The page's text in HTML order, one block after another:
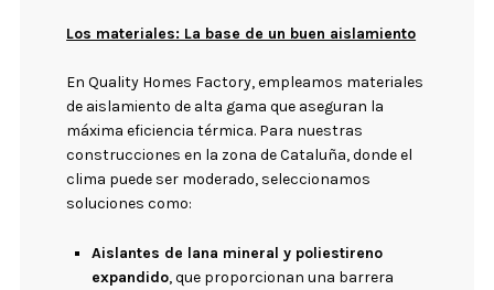
Los materiales: La base de un buen aislamiento
En Quality Homes Factory, empleamos materiales
de aislamiento de alta gama que aseguran la
máxima eficiencia térmica. Para nuestras
construcciones en la zona de Cataluña, donde el
clima puede ser moderado, seleccionamos
soluciones como:
Aislantes de lana mineral y poliestireno
expandido, que proporcionan una barrera